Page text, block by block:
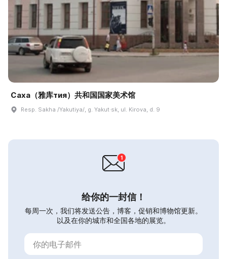
Саха（雅库тия）共和国国家美术馆
Resp. Sakha /Yakutiya/, g. Yakut·sk, ul. Kirova, d. 9
给你的一封信！
每周一次，我们将发送公告，博客，促销和博物馆更新。
以及在你的城市和全国各地的展览。